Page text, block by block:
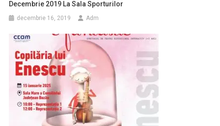
Decembrie 2019 La Sala Sporturilor
decembrie 16, 2019 Adm